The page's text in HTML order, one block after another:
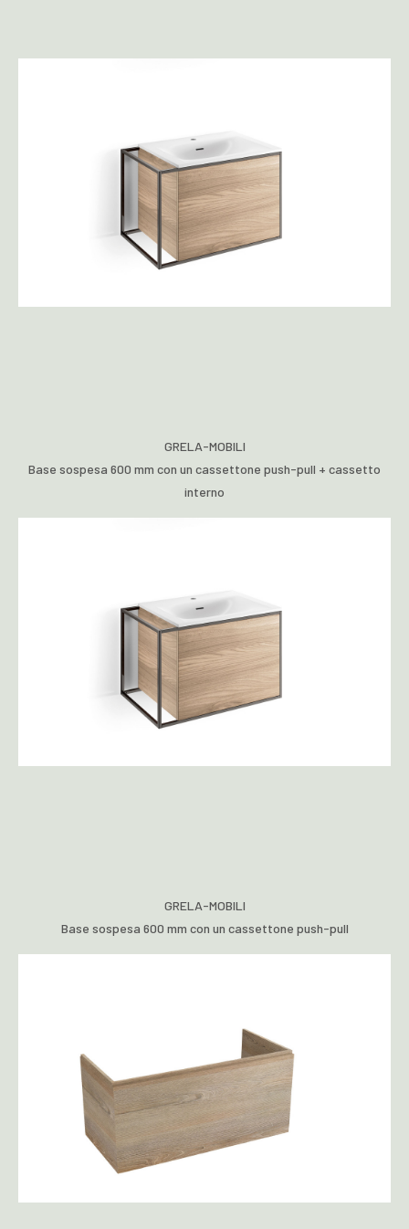
GRELA-MOBILI
Base sospesa 600 mm con un cassettone push-pull + cassetto
interno
GRELA-MOBILI
Base sospesa 600 mm con un cassettone push-pull